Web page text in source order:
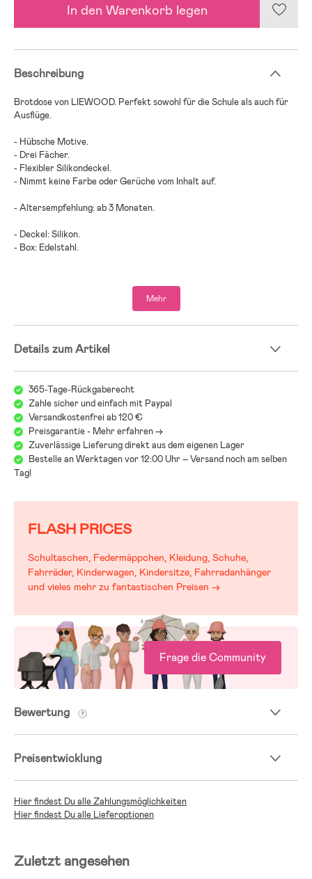
In den Warenkorb legen
Beschreibung
Brotdose von LIEWOOD. Perfekt sowohl für die Schule als auch für
Ausflüge.
- Hübsche Motive.
- Drei Fächer.
- Flexibler Silikondeckel.
- Nimmt keine Farbe oder Gerüche vom Inhalt auf.
- Altersempfehlung: ab 3 Monaten.
- Deckel: Silikon.
- Box: Edelstahl.
Mehr
Details zum Artikel
365-Tage-Rückgaberecht
Zahle sicher und einfach mit Paypal
Versandkostenfrei ab 120 €
Preisgarantie - Mehr erfahren ->
Zuverlässige Lieferung direkt aus dem eigenen Lager
Bestelle an Werktagen vor 12:00 Uhr – Versand noch am selben
Tag!
FLASH PRICES
Schultaschen, Federmäppchen, Kleidung, Schuhe,
Fahrräder, Kinderwagen, Kindersitze, Fahrradanhänger
und vieles mehr zu fantastischen Preisen →
Frage die Community
Bewertung
Preisentwicklung
Hier findest Du alle Zahlungsmöglichkeiten
Hier findest Du alle Lieferoptionen
Zuletzt angesehen